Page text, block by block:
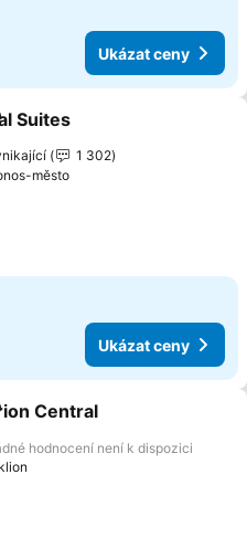
Ukázat ceny
na seznam oblíbených
Suites
1 302
město
Ukázat ceny
na seznam oblíbených
Central
hodnocení není k dispozici